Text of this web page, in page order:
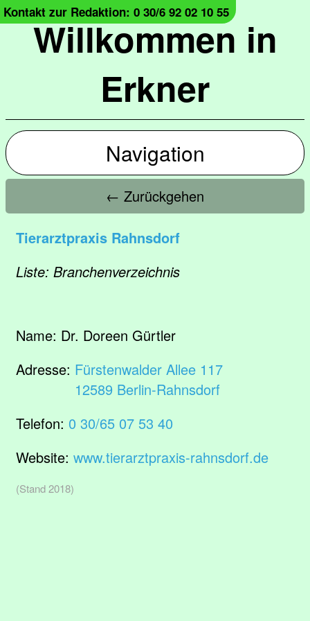
Willkommen in
Erkner
Kontakt zur Redaktion: 0 30/6 92 02 10 55
Navigation
← Zurückgehen
Tierarztpraxis Rahnsdorf
Liste: Branchenverzeichnis
Name: Dr. Doreen Gürtler
Adresse: Fürstenwalder Allee 117
12589 Berlin-Rahnsdorf
Telefon: 0 30/65 07 53 40
Website: www.tierarztpraxis-rahnsdorf.de
(Stand 2018)